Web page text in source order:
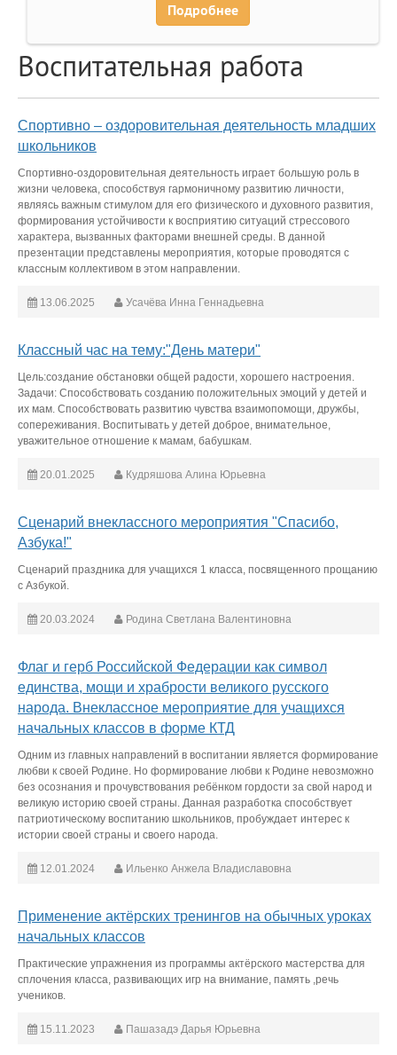
Подробнее
Воспитательная работа
Спортивно – оздоровительная деятельность младших
школьников
Спортивно-оздоровительная деятельность играет большую роль в
жизни человека, способствуя гармоничному развитию личности,
являясь важным стимулом для его физического и духовного развития,
формирования устойчивости к восприятию ситуаций стрессового
характера, вызванных факторами внешней среды. В данной
презентации представлены мероприятия, которые проводятся с
классным коллективом в этом направлении.
13.06.2025 Усачёва Инна Геннадьевна
Классный час на тему:"День матери"
Цель:создание обстановки общей радости, хорошего настроения.
Задачи: Способствовать созданию положительных эмоций у детей и
их мам. Способствовать развитию чувства взаимопомощи, дружбы,
сопереживания. Воспитывать у детей доброе, внимательное,
уважительное отношение к мамам, бабушкам.
20.01.2025 Кудряшова Алина Юрьевна
Сценарий внеклассного мероприятия "Спасибо,
Азбука!"
Сценарий праздника для учащихся 1 класса, посвященного прощанию
с Азбукой.
20.03.2024 Родина Светлана Валентиновна
Флаг и герб Российской Федерации как символ
единства, мощи и храбрости великого русского
народа. Внеклассное мероприятие для учащихся
начальных классов в форме КТД
Одним из главных направлений в воспитании является формирование
любви к своей Родине. Но формирование любви к Родине невозможно
без осознания и прочувствования ребёнком гордости за свой народ и
великую историю своей страны. Данная разработка способствует
патриотическому воспитанию школьников, пробуждает интерес к
истории своей страны и своего народа.
12.01.2024 Ильенко Анжела Владиславовна
Применение актёрских тренингов на обычных уроках
начальных классов
Практические упражнения из программы актёрского мастерства для
сплочения класса, развивающих игр на внимание, память ,речь
учеников.
15.11.2023 Пашазадэ Дарья Юрьевна